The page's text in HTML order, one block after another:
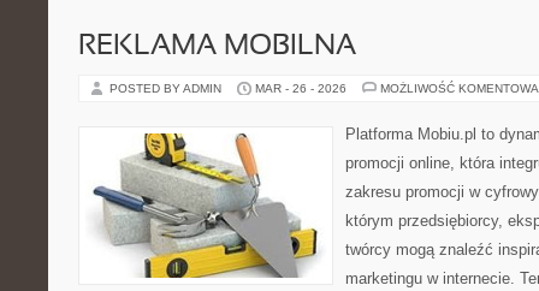
REKLAMA MOBILNA
POSTED BY ADMIN MAR - 26 - 2026 MOŻLIWOŚĆ
Platforma Mobiu.pl to
promocji online, która
zakresu promocji w
którym przedsiębiorcy,
twórcy mogą znaleźć
marketingu w internecie.